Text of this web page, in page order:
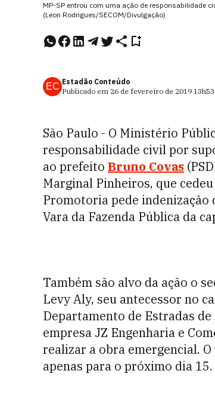
MP-SP entrou com uma ação de responsabilidade
(Leon Rodrigues/SECOM/Divulgação)
EC Estadão Conteúdo
Publicado em 26 de fevereiro de 2019 13h53
São Paulo - O Ministério
responsabilidade civil por
ao prefeito Bruno Covas
Marginal Pinheiros, que
Promotoria pede indenização
Vara da Fazenda Pública da
Também são alvo da ação o
Levy Aly, seu antecessor no
Departamento de Estradas
empresa JZ Engenharia e
realizar a obra emergencial.
apenas para o próximo dia 15.